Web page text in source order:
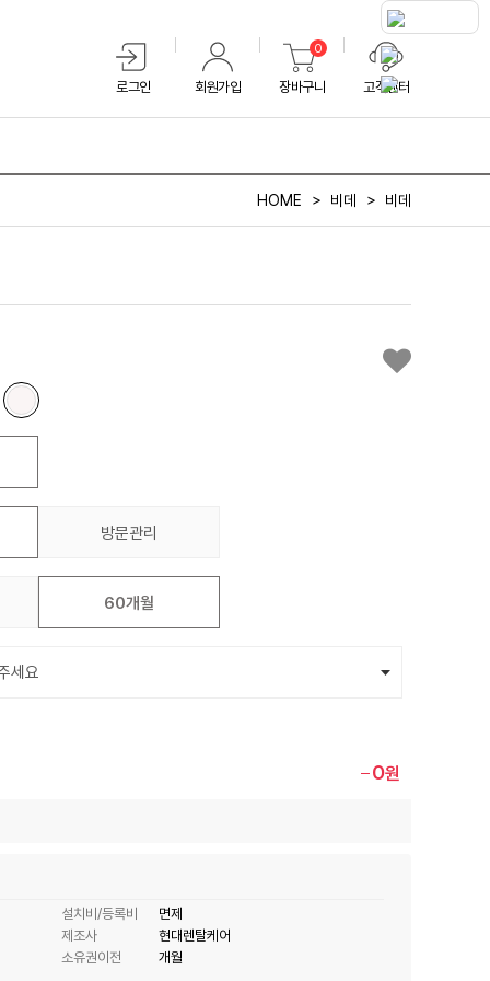
로그인 회원가입
0
장바구니 고객센터
HOME 비데 비데
방문관리
60개월
0원
설치비/등록비
면제
제조사
현대렌탈케어
소유권이전
개월